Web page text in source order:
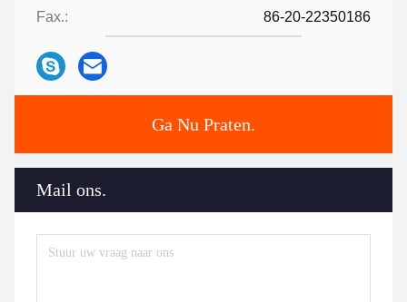
Fax.: 86-20-22350186
Ga Nu Praten.
Mail ons.